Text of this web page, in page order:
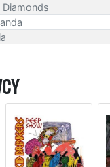
Diamonds